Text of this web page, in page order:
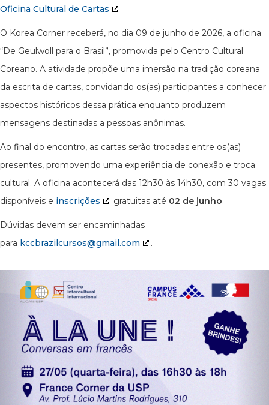
Oficina Cultural de Cartas
O Korea Corner receberá, no dia 09 de junho de 2026, a oficina
“De Geulwoll para o Brasil”, promovida pelo Centro Cultural
Coreano. A atividade propõe uma imersão na tradição coreana
da escrita de cartas, convidando os(as) participantes a conhecer
aspectos históricos dessa prática enquanto produzem
mensagens destinadas a pessoas anônimas.
Ao final do encontro, as cartas serão trocadas entre os(as)
presentes, promovendo uma experiência de conexão e troca
cultural. A oficina acontecerá das 12h30 às 14h30, com 30 vagas
disponíveis e inscrições gratuitas até 02 de junho.
Dúvidas devem ser encaminhadas
para kccbrazilcursos@gmail.com .
Previous